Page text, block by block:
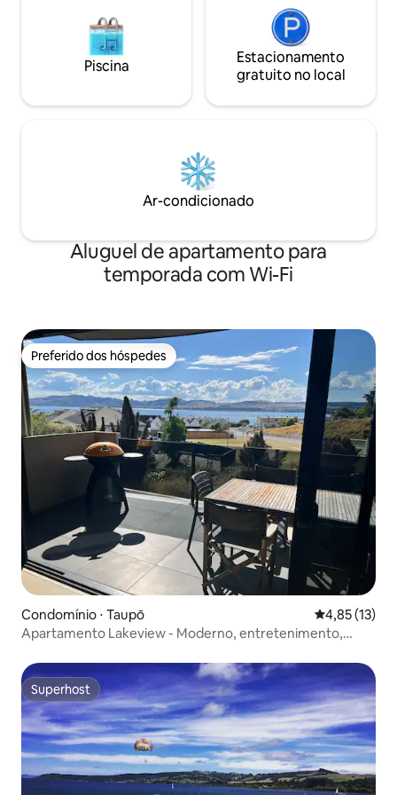
Piscina
Estacionamento
gratuito no local
Ar-condicionado
Aluguel de apartamento para
temporada com Wi-Fi
Preferido dos hóspedes
Preferido dos hóspedes
Condomínio ⋅ Taupō 4,85 de uma
4,85 (13)
Apartamento Lakeview - Moderno, entretenimento,
Superhost
Superhost